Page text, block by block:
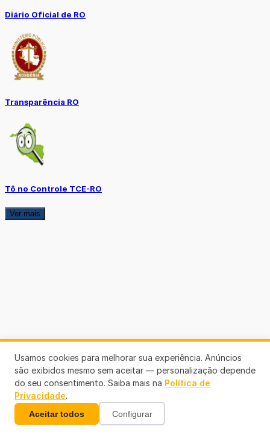
Diário Oficial de RO
Transparência RO
Tô no Controle TCE-RO
Ver mais
Usamos cookies para melhorar sua experiência. Anúncios
são exibidos mesmo sem aceitar — personalização depende
do seu consentimento. Saiba mais na Política de
Privacidade.
Aceitar todos Configurar